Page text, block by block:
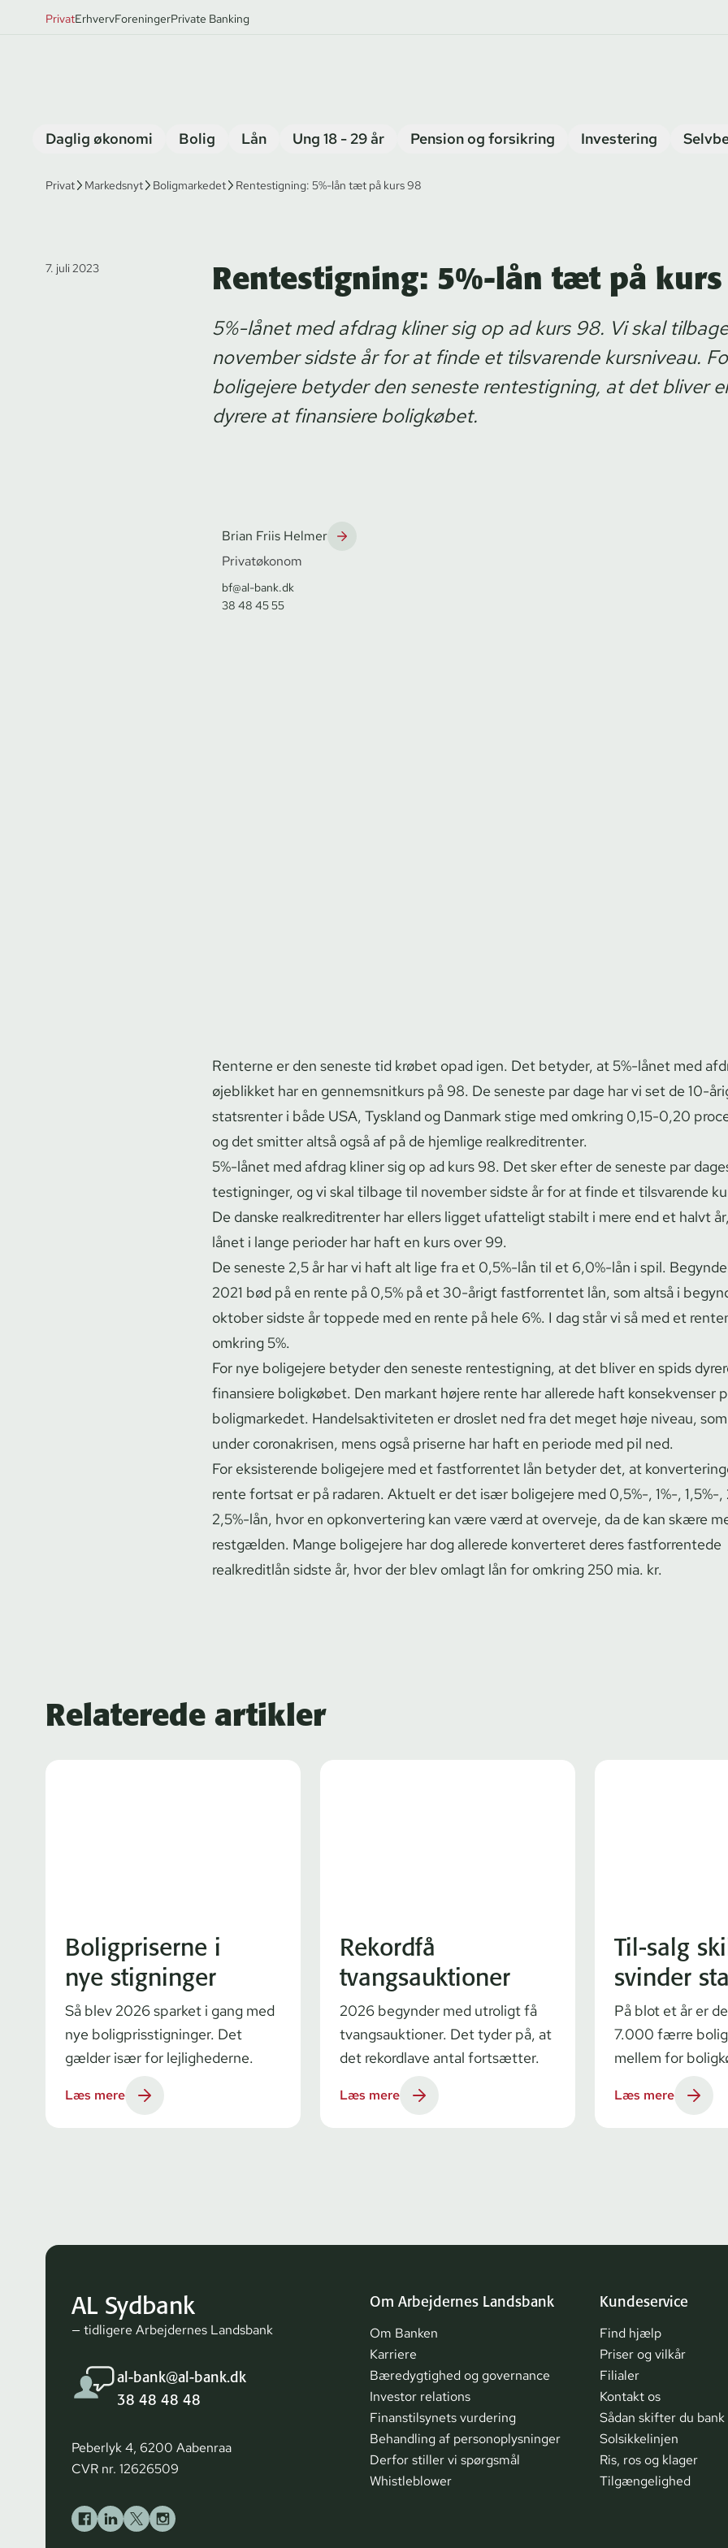
PrivatErhvervForeningerPrivate Banking
Daglig økonomi Bolig Lån Ung 18 - 29 år Pension og forsikring Investering
Privat Markedsnyt Boligmarkedet Rentestigning: 5%-lån tæt på kurs 98
7. juli 2023 Rentestigning: 5%-lån tæt på kurs
5%-lånet med afdrag kliner sig op ad kurs 98. Vi skal
november sidste år for at finde et tilsvarende kursniveau.
boligejere betyder den seneste rentestigning, at det bliver
dyrere at finansiere boligkøbet.
Brian Friis Helmer
Privatøkonom
bf@al-bank.dk
38 48 45 55
Renterne er den seneste tid krøbet opad igen. Det betyder, at 5%-lånet med
øjeblikket har en gennemsnitkurs på 98. De seneste par dage har vi set de 10-
statsrenter i både USA, Tyskland og Danmark stige med omkring 0,15-0,20
og det smitter altså også af på de hjemlige re­al­kre­di­tren­ter.
5%-lånet med afdrag kliner sig op ad kurs 98. Det sker efter de seneste par
testig­nin­ger, og vi skal tilbage til november sidste år for at finde et tilsvarende
De danske re­al­kre­di­tren­ter har ellers ligget ufatteligt stabilt i mere end et halvt
lånet i lange perioder har haft en kurs over 99.
De seneste 2,5 år har vi haft alt lige fra et 0,5%-lån til et 6,0%-lån i spil.
2021 bød på en rente på 0,5% på et 30-årigt fastforrentet lån, som altså i
oktober sidste år toppede med en rente på hele 6%. I dag står vi så med et
omkring 5%.
For nye boligejere betyder den seneste rentestigning, at det bliver en spids
finansiere boligkøbet. Den markant højere rente har allerede haft konsekvenser
boligmarkedet. Han­del­sak­ti­vi­te­ten er droslet ned fra det meget høje niveau,
under coronakrisen, mens også priserne har haft en periode med pil ned.
For eksisterende boligejere med et fastforrentet lån betyder det, at
rente fortsat er på radaren. Aktuelt er det især boligejere med 0,5%-, 1%-, 1,5%-,
2,5%-lån, hvor en opkonvertering kan være værd at overveje, da de kan skære
restgælden. Mange boligejere har dog allerede konverteret deres fastforrentede
realkreditlån sidste år, hvor der blev omlagt lån for omkring 250 mia. kr.
Relaterede artikler
Boligpriserne i
nye stigninger
Så blev 2026 sparket i gang med
nye boligprisstigninger. Det
gælder især for lejlighederne.
Læs mere
Rekordfå
tvangsauktioner
2026 begynder med utroligt få
tvangsauktioner. Det tyder på, at
det rekordlave antal fortsætter.
Læs mere
Til-salg
svinder
På blot et år er
7.000 færre
mellem for
Læs mere
AL Sydbank
— tidligere Arbejdernes Landsbank
al-bank@al-bank.dk
38 48 48 48
Peberlyk 4, 6200 Aabenraa
CVR nr. 12626509
Om Arbejdernes Landsbank
Om Banken
Karriere
Bæredygtighed og governance
Investor relations
Finanstilsynets vurdering
Behandling af personoplysninger
Derfor stiller vi spørgsmål
Whistleblower
Kundeservice
Find hjælp
Priser og vilkår
Filialer
Kontakt os
Sådan skifter du bank
Solsikkelinjen
Ris, ros og klager
Tilgængelighed